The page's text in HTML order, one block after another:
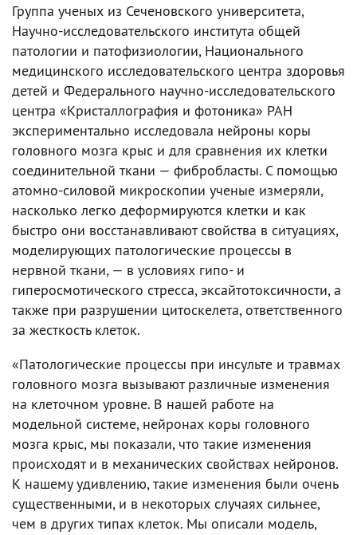
Группа ученых из Сеченовского университета,
Научно-исследовательского института общей
патологии и патофизиологии, Национального
медицинского исследовательского центра здоровья
детей и Федерального научно-исследовательского
центра «Кристаллография и фотоника» РАН
экспериментально исследовала нейроны коры
головного мозга крыс и для сравнения их клетки
соединительной ткани — фибробласты. С помощью
атомно-силовой микроскопии ученые измеряли,
насколько легко деформируются клетки и как
быстро они восстанавливают свойства в ситуациях,
моделирующих патологические процессы в
нервной ткани, — в условиях гипо- и
гиперосмотического стресса, эксайтотоксичности, а
также при разрушении цитоскелета, ответственного
за жесткость клеток.
«Патологические процессы при инсульте и травмах
головного мозга вызывают различные изменения
на клеточном уровне. В нашей работе на
модельной системе, нейронах коры головного
мозга крыс, мы показали, что такие изменения
происходят и в механических свойствах нейронов.
К нашему удивлению, такие изменения были очень
существенными, и в некоторых случаях сильнее,
чем в других типах клеток. Мы описали модель,